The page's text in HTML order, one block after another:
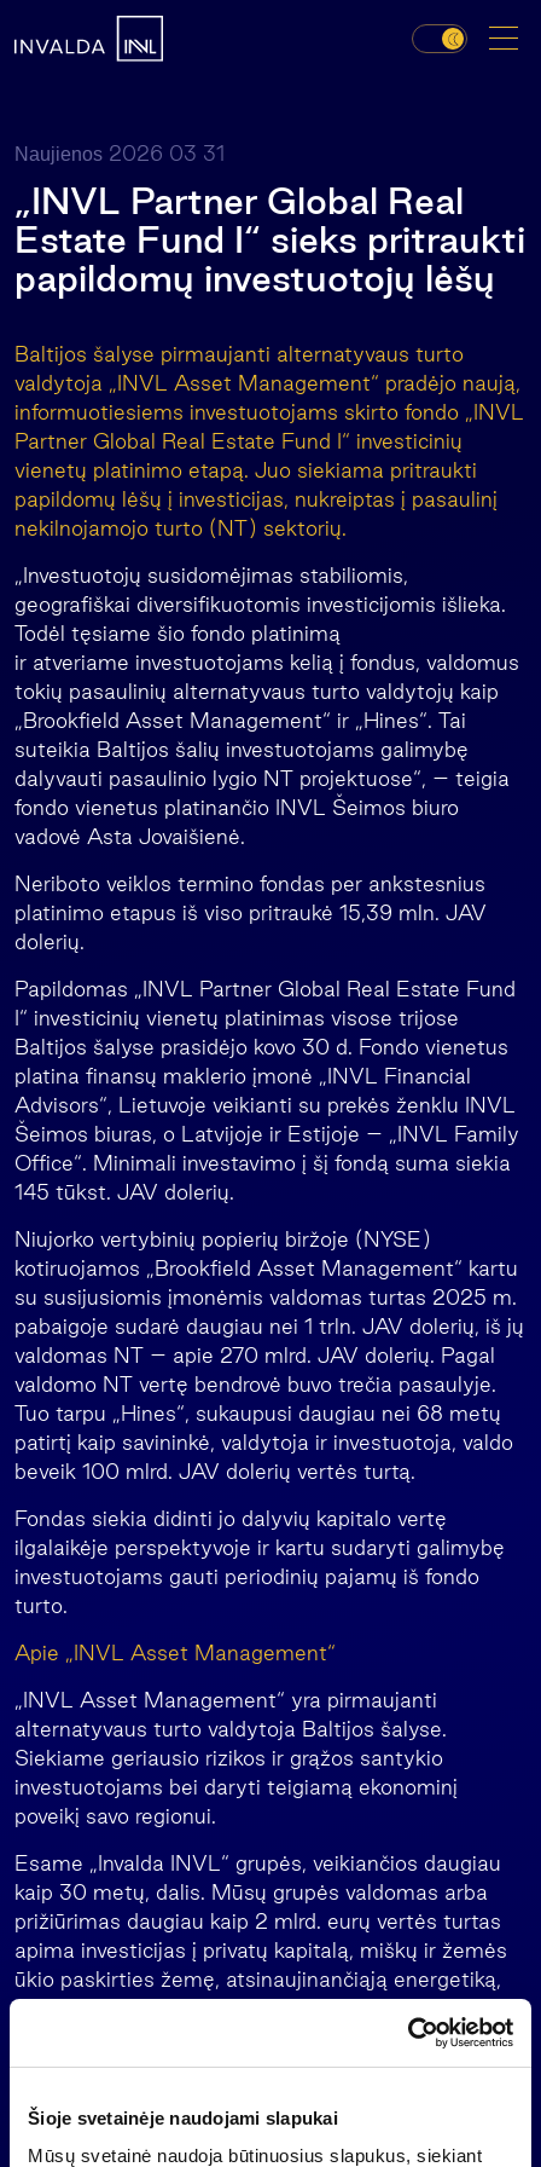
Šioje svetainėje naudojami slapukai
Mūsų svetainė naudoja būtinuosius slapukus, siekiant
Naujienos 2026 03 31
„INVL Partner Global Real
Estate Fund I“ sieks pritraukti
papildomų investuotojų lėšų
Baltijos šalyse pirmaujanti alternatyvaus turto
valdytoja „INVL Asset Management“ pradėjo naują,
informuotiesiems investuotojams skirto fondo „INVL
Partner Global Real Estate Fund I“ investicinių
vienetų platinimo etapą. Juo siekiama pritraukti
papildomų lėšų į investicijas, nukreiptas į pasaulinį
nekilnojamojo turto (NT) sektorių.
„Investuotojų susidomėjimas stabiliomis,
geografiškai diversifikuotomis investicijomis išlieka.
Todėl tęsiame šio fondo platinimą
ir atveriame investuotojams kelią į fondus, valdomus
tokių pasaulinių alternatyvaus turto valdytojų kaip
„Brookfield Asset Management“ ir „Hines“. Tai
suteikia Baltijos šalių investuotojams galimybę
dalyvauti pasaulinio lygio NT projektuose“, – teigia
fondo vienetus platinančio INVL Šeimos biuro
vadovė Asta Jovaišienė.
Neriboto veiklos termino fondas per ankstesnius
platinimo etapus iš viso pritraukė 15,39 mln. JAV
dolerių.
Papildomas „INVL Partner Global Real Estate Fund
I“ investicinių vienetų platinimas visose trijose
Baltijos šalyse prasidėjo kovo 30 d. Fondo vienetus
platina finansų maklerio įmonė „INVL Financial
Advisors“, Lietuvoje veikianti su prekės ženklu INVL
Šeimos biuras, o Latvijoje ir Estijoje – „INVL Family
Office“. Minimali investavimo į šį fondą suma siekia
145 tūkst. JAV dolerių.
Niujorko vertybinių popierių biržoje (NYSE)
kotiruojamos „Brookfield Asset Management“ kartu
su susijusiomis įmonėmis valdomas turtas 2025 m.
pabaigoje sudarė daugiau nei 1 trln. JAV dolerių, iš jų
valdomas NT – apie 270 mlrd. JAV dolerių. Pagal
valdomo NT vertę bendrovė buvo trečia pasaulyje.
Tuo tarpu „Hines“, sukaupusi daugiau nei 68 metų
patirtį kaip savininkė, valdytoja ir investuotoja, valdo
beveik 100 mlrd. JAV dolerių vertės turtą.
Fondas siekia didinti jo dalyvių kapitalo vertę
ilgalaikėje perspektyvoje ir kartu sudaryti galimybę
investuotojams gauti periodinių pajamų iš fondo
turto.
Apie „INVL Asset Management“
„INVL Asset Management“ yra pirmaujanti
alternatyvaus turto valdytoja Baltijos šalyse.
Siekiame geriausio rizikos ir grąžos santykio
investuotojams bei daryti teigiamą ekonominį
poveikį savo regionui.
Esame „Invalda INVL“ grupės, veikiančios daugiau
kaip 30 metų, dalis. Mūsų grupės valdomas arba
prižiūrimas daugiau kaip 2 mlrd. eurų vertės turtas
apima investicijas į privatų kapitalą, miškų ir žemės
ūkio paskirties žemę, atsinaujinančiąją energetiką,
nekilnojamąjį turtą bei privačią skolą. Mūsų veikla
taip pat apima šeimos biuro paslaugas Lietuvoje,
Latvijoje ir Estijoje, pensijų fondų Latvijoje valdymą
Daugiau informacijoswww.invl.com